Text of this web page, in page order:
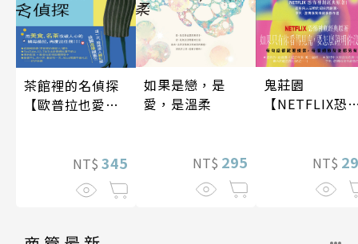
茶館裡的名偵探
【歐普拉也愛！
《茶館裡的嫌疑
人》續作】
NT$ 345
如果是戀，是
愛，是溫柔
NT$ 295
鬼莊園
【NETFLIX恐
NT$